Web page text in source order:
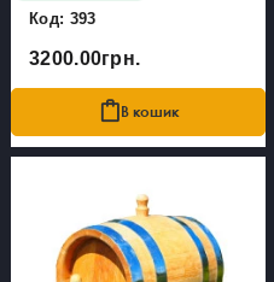
Код: 393
3200.00грн.
В кошик